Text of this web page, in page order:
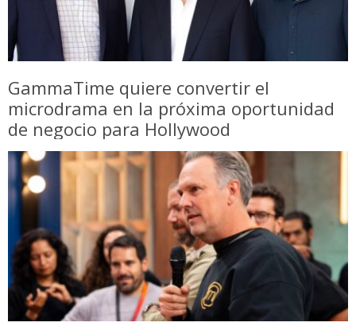
GammaTime quiere convertir el
microdrama en la próxima oportunidad
de negocio para Hollywood